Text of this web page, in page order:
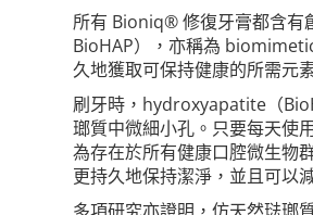
所有 Bioniq® 修復牙膏都含
BioHAP），亦稱為
久地獲取可保持健康的所需元
刷牙時，hydroxyapatite（
瑯質中微細小孔。只要每天使
為存在於所有健康口腔微生物
更持久地保持潔淨，並且可以